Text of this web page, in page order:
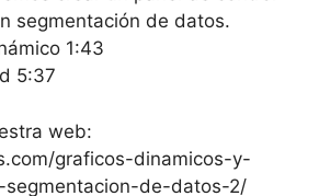
segmentación de datos.
1:43
5:37
web:
graficos-dinamicos-y-
de-datos-2/